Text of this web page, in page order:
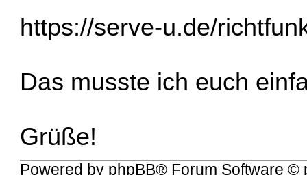
https://serve-u.de/
Das musste ich euch
Grüße!
Powered by phpBB® Forum Software ©